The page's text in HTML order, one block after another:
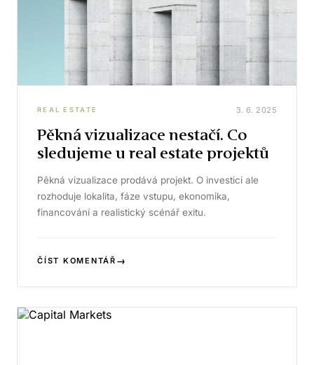
REAL ESTATE 3. 6. 2025
Pěkná vizualizace nestačí. Co
sledujeme u real estate projektů
Pěkná vizualizace prodává projekt. O investici ale
rozhoduje lokalita, fáze vstupu, ekonomika,
financování a realistický scénář exitu.
ČÍST KOMENTÁŘ →